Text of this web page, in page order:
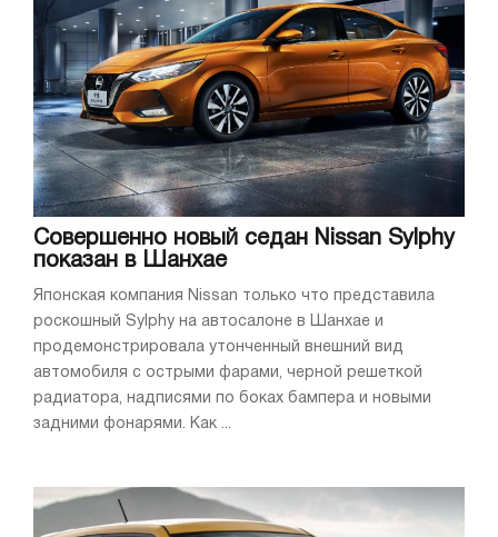
Совершенно новый седан Nissan Sylphy
показан в Шанхае
Японская компания Nissan только что представила
роскошный Sylphy на автосалоне в Шанхае и
продемонстрировала утонченный внешний вид
автомобиля с острыми фарами, черной решеткой
радиатора, надписями по боках бампера и новыми
задними фонарями. Как ...